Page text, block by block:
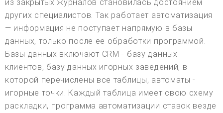
из закрытых журналов становилась достоянием
других специалистов. Так работает автоматизация
— информация не поступает напрямую в базы
данных, только после ее обработки программой.
Базы данных включают CRM - базу данных
клиентов, базу данных игорных заведений, в
которой перечислены все таблицы, автоматы -
игорные точки. Каждый таблица имеет свою схему
раскладки, программа автоматизации ставок везде